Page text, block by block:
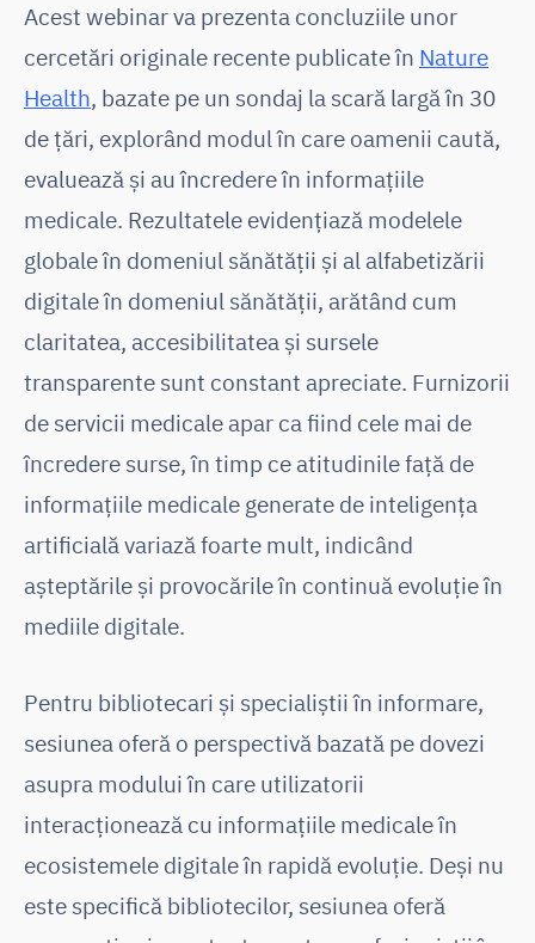
Acest webinar va prezenta concluziile unor
cercetări originale recente publicate în Nature
Health, bazate pe un sondaj la scară largă în 30
de țări, explorând modul în care oamenii caută,
evaluează și au încredere în informațiile
medicale. Rezultatele evidențiază modelele
globale în domeniul sănătății și al alfabetizării
digitale în domeniul sănătății, arătând cum
claritatea, accesibilitatea și sursele
transparente sunt constant apreciate. Furnizorii
de servicii medicale apar ca fiind cele mai de
încredere surse, în timp ce atitudinile față de
informațiile medicale generate de inteligența
artificială variază foarte mult, indicând
așteptările și provocările în continuă evoluție în
mediile digitale.
Pentru bibliotecari și specialiștii în informare,
sesiunea oferă o perspectivă bazată pe dovezi
asupra modului în care utilizatorii
interacționează cu informațiile medicale în
ecosistemele digitale în rapidă evoluție. Deși nu
este specifică bibliotecilor, sesiunea oferă